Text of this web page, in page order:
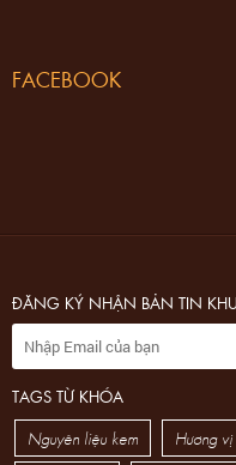
FACEBOOK
ĐĂNG KÝ NHẬN BẢN TIN
TAGS TỪ KHÓA
Nguyên liệu kem
Hương